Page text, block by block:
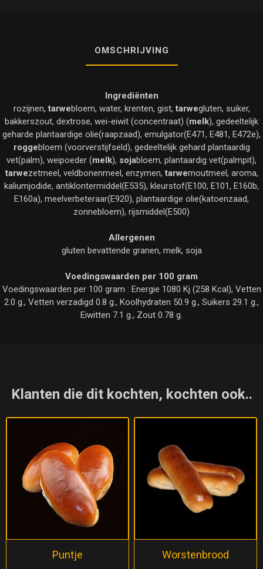
OMSCHRIJVING
Ingrediënten
rozijnen,tarwebloem, water, krenten, gist,tarwegluten, suiker,
bakkerszout, dextrose, wei-eiwit (concentraat) (melk), gedeeltelijk
geharde plantaardige olie(raapzaad), emulgator(E471, E481, E472e),
roggebloem (voorverstijfseld), gedeeltelijk gehard plantaardig
vet(palm), weipoeder (melk), sojabloem, plantaardig vet(palmpit),
tarwezetmeel, veldbonenmeel, enzymen,tarwemoutmeel, aroma,
kaliumjodide, antiklontermiddel(E535), kleurstof(E100, E101, E160b,
E160a), meelverbeteraar(E920), plantaardige olie(katoenzaad,
zonnebloem), rijsmiddel(E500)
Allergenen
gluten bevattende granen, melk, soja
Voedingswaarden per 100 gram
Voedingswaarden per 100 gram : Energie 1080 Kj (258 Kcal), Vetten
2.0 g., Vetten verzadigd 0.8 g., Koolhydraten 50.9 g., Suikers 29.1 g.,
Eiwitten 7.1 g., Zout 0.78 g.
Klanten die dit kochten, kochten ook..
Puntje Worstenbrood